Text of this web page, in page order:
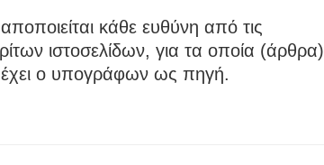
κάθε ευθύνη από τις
ιστοσελίδων, για τα οποία (άρθρα)
έχει ο υπογράφων ως πηγή.